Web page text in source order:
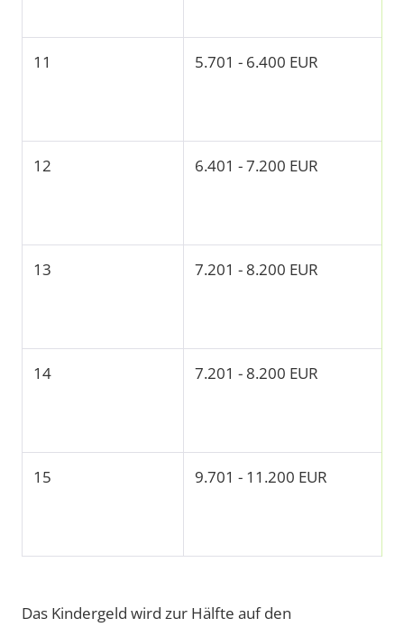
11 5.701 - 6.400 EUR
12 6.401 - 7.200 EUR
13 7.201 - 8.200 EUR
14 7.201 - 8.200 EUR
15 9.701 - 11.200 EUR
Das Kindergeld wird zur Hälfte auf den